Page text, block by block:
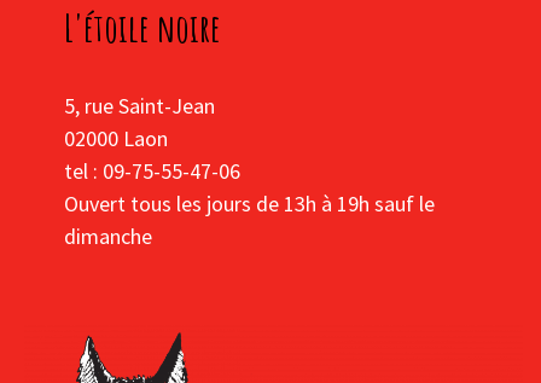
L'étoile noire
5, rue Saint-Jean
02000 Laon
tel : 09-75-55-47-06
Ouvert tous les jours de 13h à 19h sauf le
dimanche